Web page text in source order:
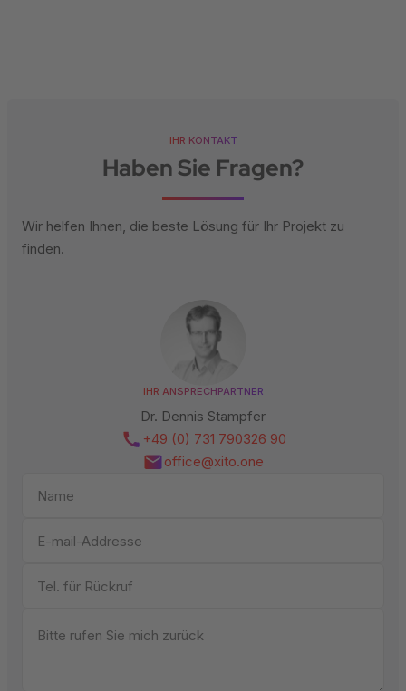
IHR KONTAKT
Haben Sie Fragen?
Wir helfen Ihnen, die beste Lösung für Ihr Projekt zu
finden.
IHR ANSPRECHPARTNER
Dr. Dennis Stampfer
+49 (0) 731 790326 90
office@xito.one